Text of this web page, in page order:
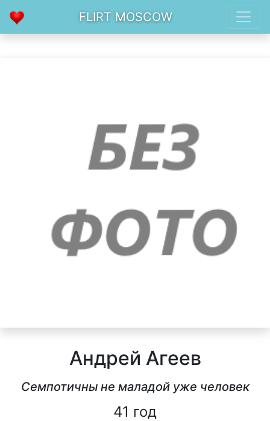
FLIRT MOSCOW
Андрей Агеев
Семпотичны не маладой уже человек
41 год